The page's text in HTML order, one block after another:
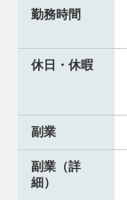
勤務時間
休日・休暇
副業
副業（詳
細）